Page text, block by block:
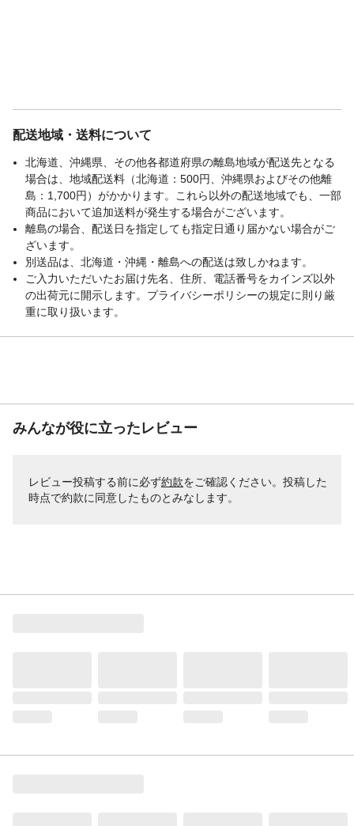
配送地域・送料について
北海道、沖縄県、その他各都道府県の離島地域が配送先となる
場合は、地域配送料（北海道：500円、沖縄県およびその他離
島：1,700円）がかかります。これら以外の配送地域でも、一部
商品において追加送料が発生する場合がございます。
離島の場合、配送日を指定しても指定日通り届かない場合がご
ざいます。
別送品は、北海道・沖縄・離島への配送は致しかねます。
ご入力いただいたお届け先名、住所、電話番号をカインズ以外
の出荷元に開示します。プライバシーポリシーの規定に則り厳
重に取り扱います。
みんなが役に立ったレビュー
レビュー投稿する前に必ず約款をご確認ください。投稿した
時点で約款に同意したものとみなします。